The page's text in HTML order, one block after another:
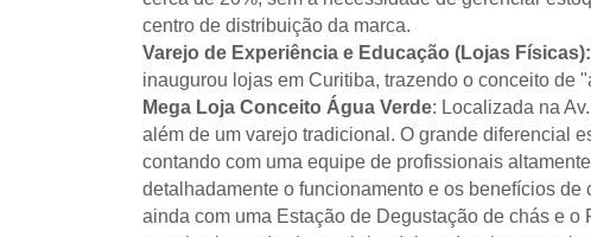
centro de distribuição da marca.
Varejo de Experiência e Educação (Lojas Físicas):
inaugurou lojas em Curitiba, trazendo o conceito de
Mega Loja Conceito Água Verde: Localizada na
além de um varejo tradicional. O grande diferencial
contando com uma equipe de profissionais
detalhadamente o funcionamento e os benefícios de
ainda com uma Estação de Degustação de chás e